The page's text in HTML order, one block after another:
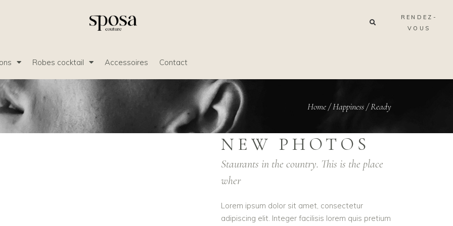
RENDEZ-
VOUS
Robes cocktail Accessoires Contact
Home/Happiness/Ready
NEW PHOTOS
Staurants in the country. This is the place
wher
Lorem ipsum dolor sit amet, consectetur
adipiscing elit. Integer facilisis lorem quis pretium